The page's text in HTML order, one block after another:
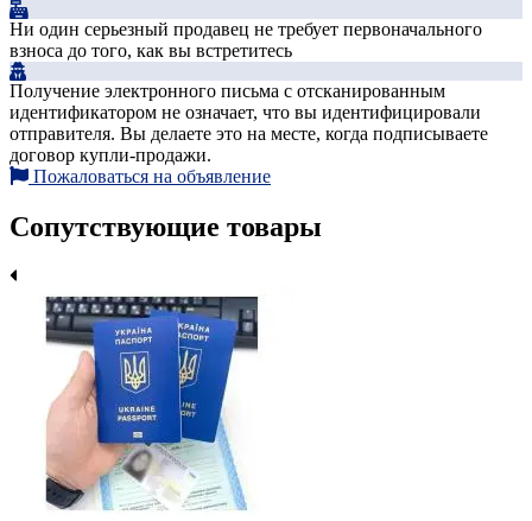
Ни один серьезный продавец не требует первоначального
взноса до того, как вы встретитесь
Получение электронного письма с отсканированным
идентификатором не означает, что вы идентифицировали
отправителя. Вы делаете это на месте, когда подписываете
договор купли-продажи.
Пожаловаться на объявление
Сопутствующие товары